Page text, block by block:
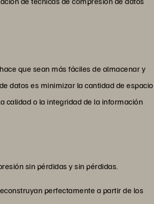
que sean más fáciles de almacenar y
datos es minimizar la cantidad de espacio
calidad o la integridad de la información
sin pérdidas y sin pérdidas.
perfectamente a partir de los